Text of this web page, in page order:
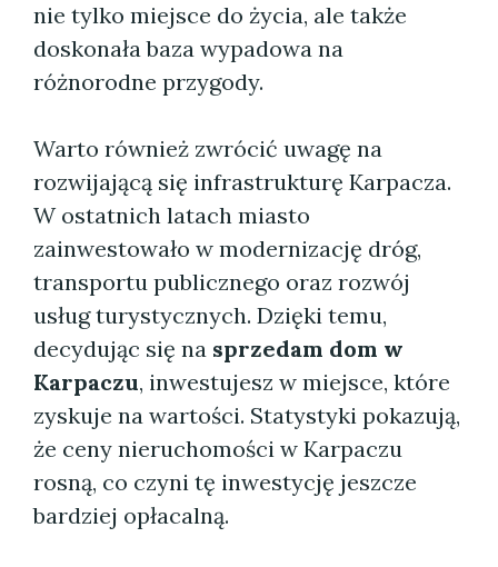
nie tylko miejsce do życia, ale także
doskonała baza wypadowa na
różnorodne przygody.
Warto również zwrócić uwagę na
rozwijającą się infrastrukturę Karpacza.
W ostatnich latach miasto
zainwestowało w modernizację dróg,
transportu publicznego oraz rozwój
usług turystycznych. Dzięki temu,
decydując się na sprzedam dom w
Karpaczu, inwestujesz w miejsce, które
zyskuje na wartości. Statystyki pokazują,
że ceny nieruchomości w Karpaczu
rosną, co czyni tę inwestycję jeszcze
bardziej opłacalną.